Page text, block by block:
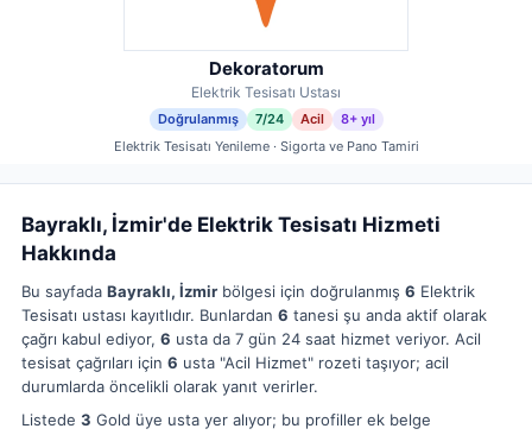
Dekoratorum
Elektrik Tesisatı Ustası
Doğrulanmış 7/24 Acil
8+ yıl
Elektrik Tesisatı Yenileme · Sigorta ve Pano Tamiri
Bayraklı, İzmir'de Elektrik Tesisatı Hizmeti
Hakkında
Bu sayfada Bayraklı, İzmir bölgesi için doğrulanmış 6 Elektrik
Tesisatı ustası kayıtlıdır. Bunlardan 6 tanesi şu anda aktif olarak
çağrı kabul ediyor, 6 usta da 7 gün 24 saat hizmet veriyor. Acil
tesisat çağrıları için 6 usta "Acil Hizmet" rozeti taşıyor; acil
durumlarda öncelikli olarak yanıt verirler.
Listede 3 Gold üye usta yer alıyor; bu profiller ek belge